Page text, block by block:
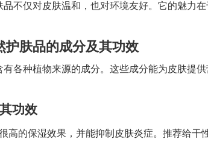
不仅对皮肤温和，也对环境友好。它的魅力
护肤品的成分及其功效
有各种植物来源的成分。这些成分能为皮肤提
功效
很高的保湿效果，并能抑制皮肤炎症。推荐给干